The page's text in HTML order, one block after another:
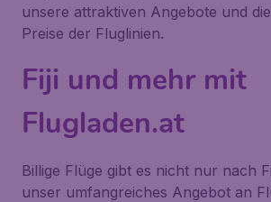
unsere attraktiven Angebote und
Preise der Fluglinien.
Fiji und mehr mit
Flugladen.at
Billige Flüge gibt es nicht nur nach
unser umfangreiches Angebot an